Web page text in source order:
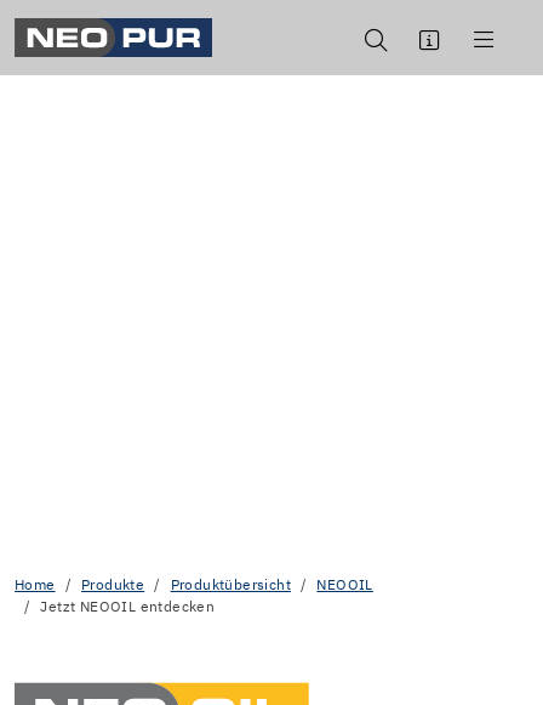
Home Produkte Produktübersicht
NEOOIL
Jetzt NEOOIL entdecken